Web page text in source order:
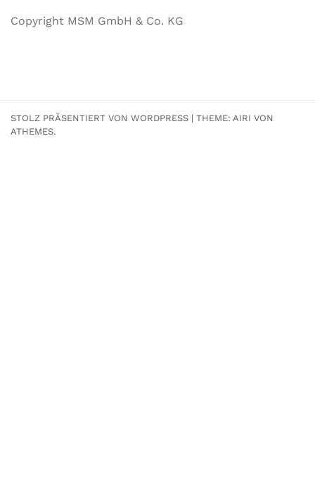
Copyright MSM GmbH & Co. KG
STOLZ PRÄSENTIERT VON WORDPRESS | THEME: AIRI VON
ATHEMES.